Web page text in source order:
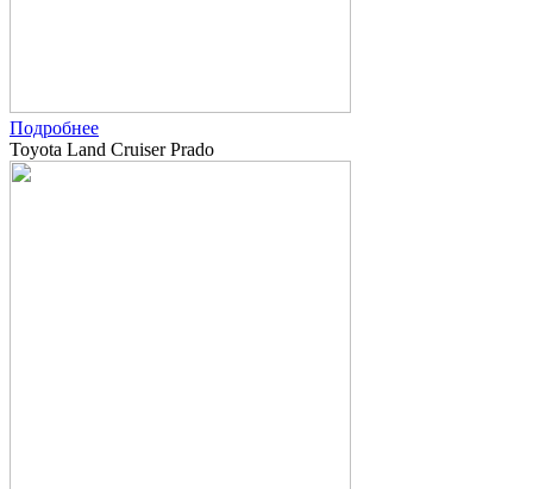
Подробнее
Toyota Land Cruiser Prado